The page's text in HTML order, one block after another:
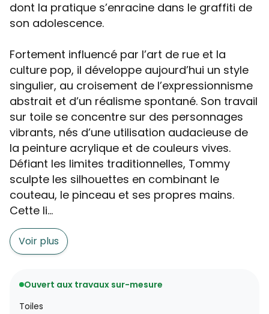
dont la pratique s’enracine dans le graffiti de
son adolescence.
Fortement influencé par l’art de rue et la
culture pop, il développe aujourd’hui un style
singulier, au croisement de l’expressionnisme
abstrait et d’un réalisme spontané. Son travail
sur toile se concentre sur des personnages
vibrants, nés d’une utilisation audacieuse de
la peinture acrylique et de couleurs vives.
Défiant les limites traditionnelles, Tommy
sculpte les silhouettes en combinant le
couteau, le pinceau et ses propres mains.
Cette li...
Voir plus
Ouvert aux travaux sur-mesure
Toiles